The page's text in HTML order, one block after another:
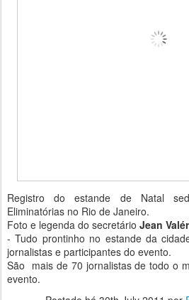
Registro do estande de Natal
Eliminatórias no Rio de Janeiro.
Foto e legenda do secretário Jean
- Tudo prontinho no estande da
jornalistas e participantes do evento.
São mais de 70 jornalistas de todo o
evento.